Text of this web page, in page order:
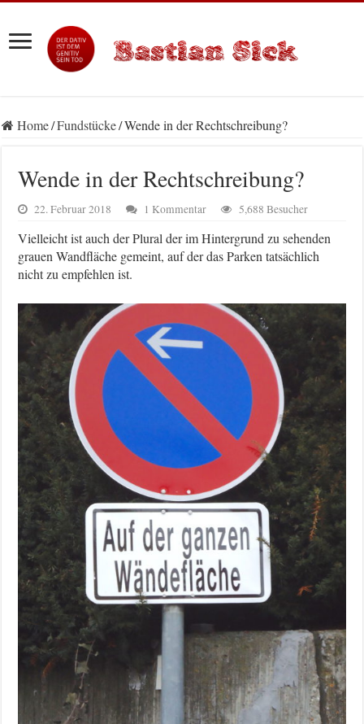
Home/Fundstücke/Wende in der Rechtschreibung?
Wende in der Rechtschreibung?
22. Februar 2018 1 Kommentar 5,688 Besucher
Vielleicht ist auch der Plural der im Hintergrund zu sehenden
grauen Wandfläche gemeint, auf der das Parken tatsächlich
nicht zu empfehlen ist.